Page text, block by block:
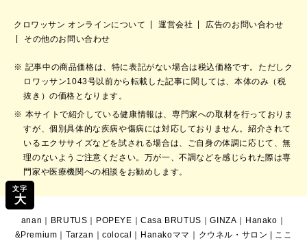
文字
大
クロワッサン オンラインについて 運営会社
広告のお問い合わせ
その他のお問い合わせ
記事中の商品価格は、特に表記がない場合は税込価格です。ただしク
ロワッサン1043号以前から転載した記事に関しては、本体のみ（税
抜き）の価格となります。
本サイトで紹介している健康情報は、専門家への取材を行っておりま
すが、個別具体的な疾病や傷病には対応しておりません。紹介されて
いるエクササイズなどを試される場合は、ご自身の体調に応じて、無
理のないようご注意ください。万が一、不調などを感じられた際は専
門家や医療機関への相談をお勧めします。
anan BRUTUS POPEYE ｜Casa BRUTUS ｜GINZA Hanako
&Premium ｜Tarzan ｜colocal Hanakoママ クウネル・サロン ここ